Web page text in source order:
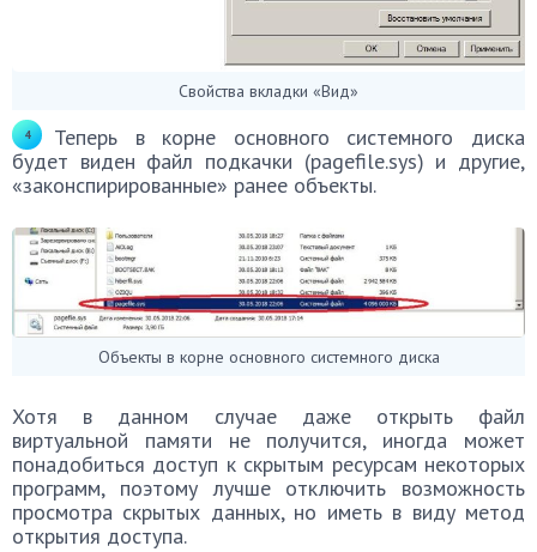
Свойства вкладки «Вид»
Теперь в корне основного системного диска
будет виден файл подкачки (pagefile.sys) и другие,
«законспирированные» ранее объекты.
Объекты в корне основного системного диска
Хотя в данном случае даже открыть файл
виртуальной памяти не получится, иногда может
понадобиться доступ к скрытым ресурсам некоторых
программ, поэтому лучше отключить возможность
просмотра скрытых данных, но иметь в виду метод
открытия доступа.